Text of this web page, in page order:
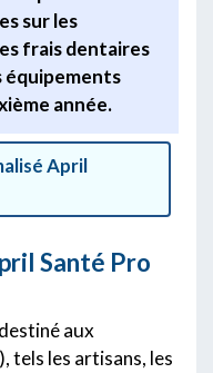
sur les
frais dentaires
équipements
année.
April
Santé Pro
aux
tels les artisans, les